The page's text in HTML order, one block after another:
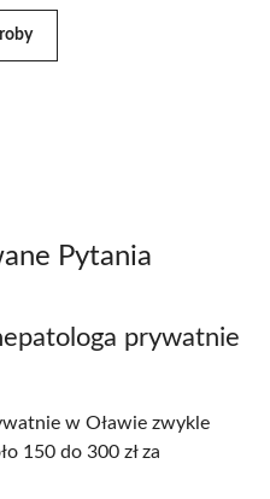
Pytania
prywatnie
w Oławie zwykle
150 do 300 zł za